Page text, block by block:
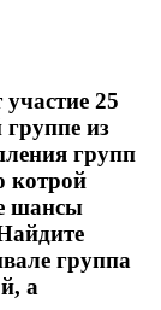
25
группе из
групп
котрой
шансы
группа
а